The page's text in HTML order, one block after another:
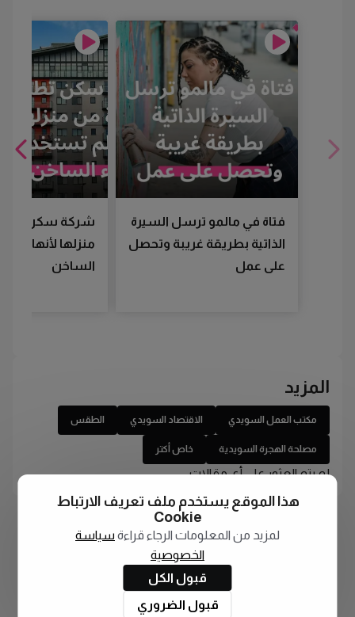
فتاة في مالمو ترسل السيرة
الذاتية بطريقة غريبة وتحصل
على عمل
شركة سكن
منزلها لأنها لم
الساخن
المزيد
مكتب العمل السويدي الاقتصاد السويدي الطقس
مصلحة الهجرة السويدية خاص أكتر
لم يتم العثور على أي مقالات
هذا الموقع يستخدم ملف تعريف الارتباط
Cookie
لمزيد من المعلومات الرجاء قراءة سياسة
الخصوصية
قبول الكل
قبول الضروري